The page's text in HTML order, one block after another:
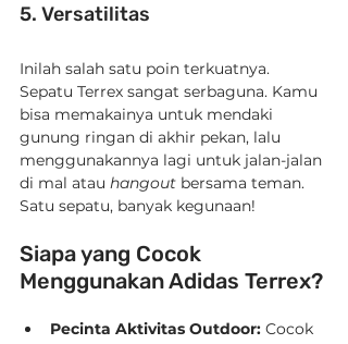
5. Versatilitas
Inilah salah satu poin terkuatnya.
Sepatu Terrex sangat serbaguna. Kamu
bisa memakainya untuk mendaki
gunung ringan di akhir pekan, lalu
menggunakannya lagi untuk jalan-jalan
di mal atau hangout bersama teman.
Satu sepatu, banyak kegunaan!
Siapa yang Cocok
Menggunakan Adidas Terrex?
Pecinta Aktivitas Outdoor: Cocok